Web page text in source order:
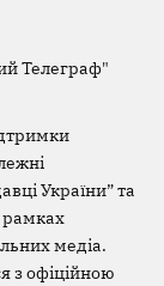
Телеграф"
України” та
медіа.
з офіційною